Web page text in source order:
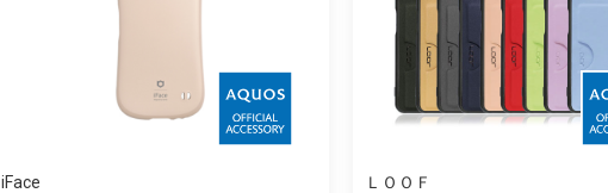
iFace
ＬＯＯＦ